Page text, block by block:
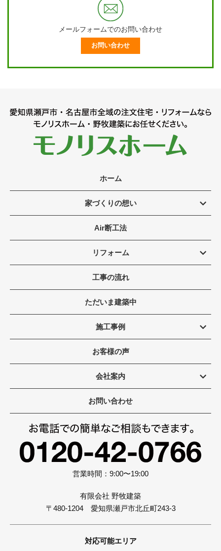
メールフォームでのお問い合わせ
お問い合わせ
ホーム
家づくりの想い
Air断工法
リフォーム
工事の流れ
ただいま建築中
施工事例
お客様の声
会社案内
お問い合わせ
営業時間：9:00〜19:00
有限会社 野牧建築
〒480-1204 愛知県瀬戸市北丘町243-3
対応可能エリア